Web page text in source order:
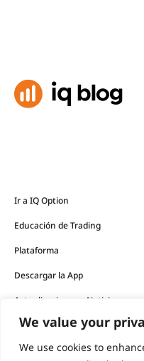
We value your
We use cookies to
Ir a IQ Option
Educación de Trading
Plataforma
Descargar la App
Actualizaciones y Noticias
Los productos financieros